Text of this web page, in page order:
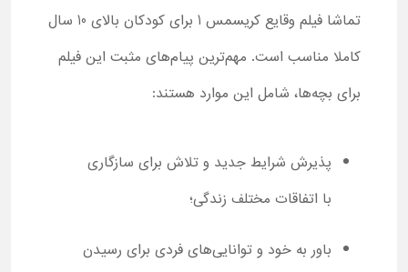
تماشا فیلم وقایع کریسمس 1 برای کودکان بالای 10 سال
کاملا مناسب است. مهم‌ترین پیام‌های مثبت این فیلم
برای بچه‌ها، شامل این موارد هستند:
پذیرش شرایط جدید و تلاش برای سازگاری
با اتفاقات مختلف زندگی؛
باور به خود و توانایی‌های فردی برای رسیدن